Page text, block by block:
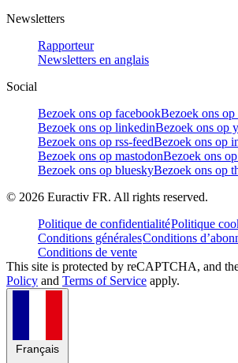
Newsletters
Rapporteur
Newsletters en anglais
Social
Bezoek ons op facebookBezoek ons op
Bezoek ons op linkedinBezoek ons op
Bezoek ons op rss-feedBezoek ons op
Bezoek ons op mastodonBezoek ons
Bezoek ons op blueskyBezoek ons op
© 2026 Euractiv FR. All rights reserved.
Politique de confidentialitéPolitique
Conditions généralesConditions
Conditions de vente
This site is protected by reCAPTCHA, and
Policy and Terms of Service apply.
Français